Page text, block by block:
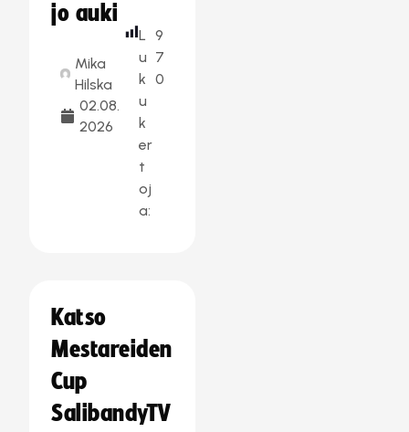
jo auki
Mika
Hilska
02.08.
2026
L
u
k
u
k
er
t
oj
a:
9
7
0
Katso
Mestareiden
Cup
SalibandyTV